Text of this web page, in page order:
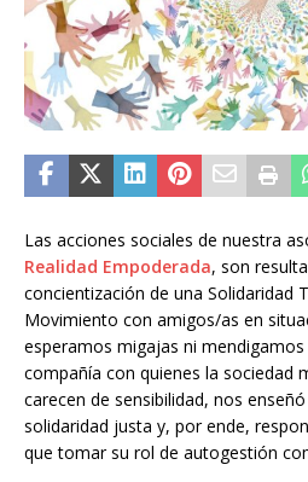
Las acciones sociales de nuestra
Realidad Empoderada, son
concientización de una Solidaridad
Movimiento con amigos/as en
esperamos migajas ni
compañía con quienes la sociedad
carecen de sensibilidad, nos
solidaridad justa y, por ende,
que tomar su rol de autogestión